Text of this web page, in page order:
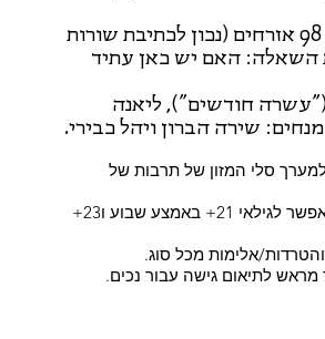
בימים אלו, כאשר שלטון מוכה פנטזיות משיחיות אוחז בחיינו, 98 אזרחים (נכון לכתיבת שורות
השאלה: האם יש כאן עתיד
חודשים"), ליאנה
שירה הברון ויהל כבירי.
סלי המזון של תרבות של
*תתאפשר כניסה של 18+ בקניית כרטיס מראש. קניית כרטיס בכניסה תתאפשר לגילאי 21+ באמצע שבוע ו23+
אלימות מכל סוג.
מראש לתיאום גישה עבור נכים.